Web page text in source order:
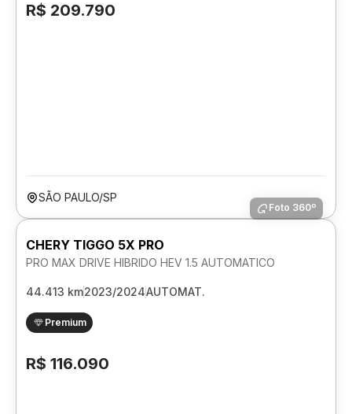
R$ 209.790
SÃO PAULO/SP
Foto 360º
CHERY TIGGO 5X PRO
PRO MAX DRIVE HIBRIDO HEV 1.5 AUTOMATICO
44.413 km2023/2024AUTOMAT.
Premium
R$ 116.090